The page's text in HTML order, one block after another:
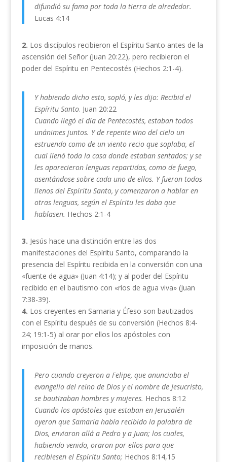
difundió su fama por toda la tierra de alrededor.
Lucas 4:14
2. Los discípulos recibieron el Espíritu Santo antes de la
ascensión del Señor (Juan 20:22), pero recibieron el
poder del Espíritu en Pentecostés (Hechos 2:1-4).
Y habiendo dicho esto, sopló, y les dijo: Recibid el
Espíritu Santo. Juan 20:22
Cuando llegó el día de Pentecostés, estaban todos
unánimes juntos. Y de repente vino del cielo un
estruendo como de un viento recio que soplaba, el
cual llenó toda la casa donde estaban sentados; y se
les aparecieron lenguas repartidas, como de fuego,
asentándose sobre cada uno de ellos. Y fueron todos
llenos del Espíritu Santo, y comenzaron a hablar en
otras lenguas, según el Espíritu les daba que
hablasen. Hechos 2:1-4
3. Jesús hace una distinción entre las dos
manifestaciones del Espíritu Santo, comparando la
presencia del Espíritu recibida en la conversión con una
«fuente de agua» (Juan 4:14); y al poder del Espíritu
recibido en el bautismo con «ríos de agua viva» (Juan
7:38-39).
4. Los creyentes en Samaria y Éfeso son bautizados
con el Espíritu después de su conversión (Hechos 8:4-
24; 19:1-5) al orar por ellos los apóstoles con
imposición de manos.
Pero cuando creyeron a Felipe, que anunciaba el
evangelio del reino de Dios y el nombre de Jesucristo,
se bautizaban hombres y mujeres. Hechos 8:12
Cuando los apóstoles que estaban en Jerusalén
oyeron que Samaria había recibido la palabra de
Dios, enviaron allá a Pedro y a Juan; los cuales,
habiendo venido, oraron por ellos para que
recibiesen el Espíritu Santo; Hechos 8:14,15